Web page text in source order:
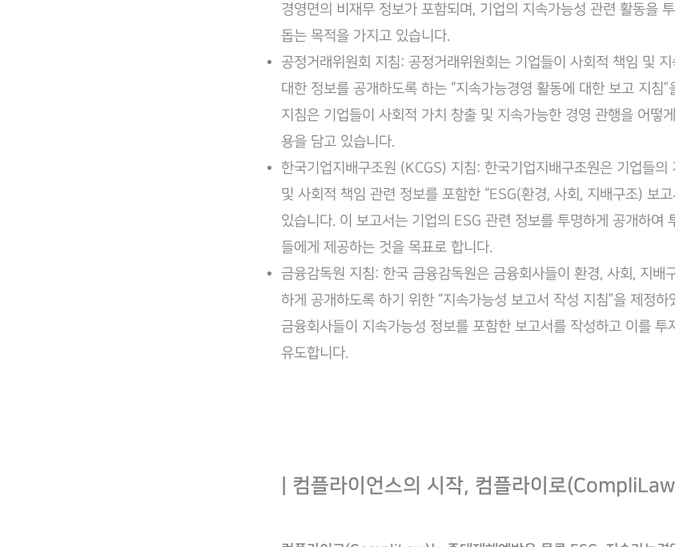
경영면의 비재무 정보가 포함되며, 기업의 지속가능성 관련 활동을
돕는 목적을 가지고 있습니다.
공정거래위원회 지침: 공정거래위원회는 기업들이 사회적 책임 및 지
대한 정보를 공개하도록 하는 “지속가능경영 활동에 대한 보고 지침”
지침은 기업들이 사회적 가치 창출 및 지속가능한 경영 관행을 어떻
용을 담고 있습니다.
한국기업지배구조원 (KCGS) 지침: 한국기업지배구조원은 기업들의
및 사회적 책임 관련 정보를 포함한 “ESG(환경, 사회, 지배구조) 보
있습니다. 이 보고서는 기업의 ESG 관련 정보를 투명하게 공개하여
들에게 제공하는 것을 목표로 합니다.
금융감독원 지침: 한국 금융감독원은 금융회사들이 환경, 사회, 지배
하게 공개하도록 하기 위한 “지속가능성 보고서 작성 지침”을 제정하
금융회사들이 지속가능성 정보를 포함한 보고서를 작성하고 이를 투
유도합니다.
| 컴플라이언스의 시작, 컴플라이로